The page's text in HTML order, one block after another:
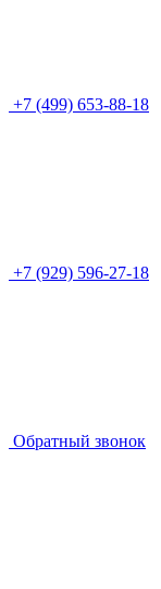
+7 (499) 653-88-18
+7 (929) 596-27-18
Обратный звонок